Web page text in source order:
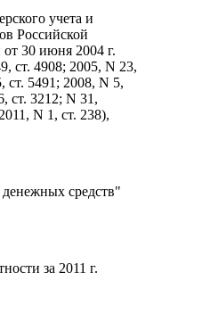
учета и
Российской
30 июня 2004 г.
ст. 4908; 2005, N 23,
ст. 5491; 2008, N 5,
ст. 3212; N 31,
N 1, ст. 238),
средств"
за 2011 г.